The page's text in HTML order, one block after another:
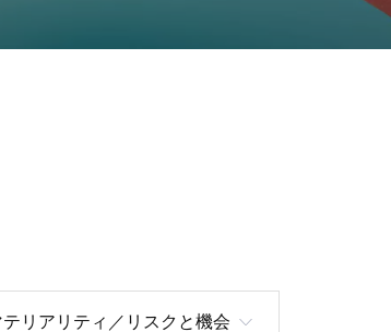
テリアリティ／リスクと機会